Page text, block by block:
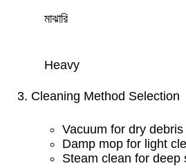
মাঝারি
Heavy
Cleaning Method Selection
Vacuum for dry debris
Damp mop for light
Steam clean for deep